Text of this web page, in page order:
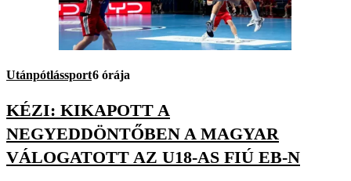
Utánpótlássport6 órája
KÉZI: KIKAPOTT A
NEGYEDDÖNTŐBEN A MAGYAR
VÁLOGATOTT AZ U18-AS FIÚ EB-N